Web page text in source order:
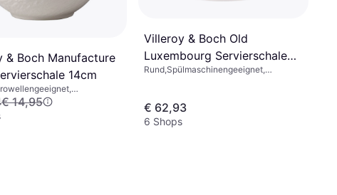
& Boch Manufacture
14cm
Porzellan,
€ 14,95
Villeroy & Boch Old
Luxembourg Servierschale
24cm 0.5L
Rund,Spülmaschinengeeignet,
€ 62,93
6 Shops